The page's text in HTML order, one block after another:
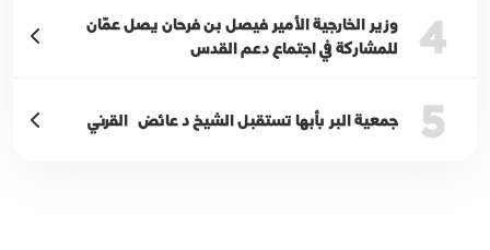
4
وزير الخارجية الأمير فيصل بن فرحان يصل عمّان
للمشاركة في اجتماع دعم القدس
5 جمعية البر بأبها تستقبل الشيخ د عائض القرني